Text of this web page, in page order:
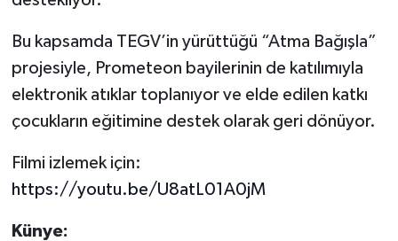
Bu kapsamda TEGV’in yürüttüğü “Atma Bağışla”
projesiyle, Prometeon bayilerinin de katılımıyla
elektronik atıklar toplanıyor ve elde edilen katkı
çocukların eğitimine destek olarak geri dönüyor.
Filmi izlemek için:
https://youtu.be/U8atL01A0jM
Künye: